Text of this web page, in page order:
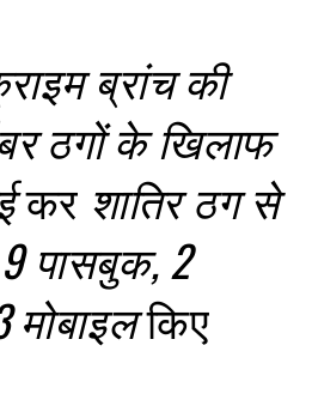
ब्रांच की
ठगों के खिलाफ
कर शातिर ठग से
पासबुक, 2
किए